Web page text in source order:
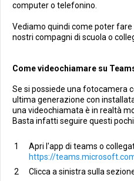
computer o telefonino.
Vediamo quindi come poter
nostri compagni di scuola o
Come videochiamare su
Se si possiede una fotocamera
ultima generazione con
una videochiamata è in realtà
Basta infatti seguire questi
Apri l'app di teams o
https://
Clicca a sinistra sulla